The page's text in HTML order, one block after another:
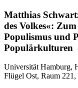
Matthias
des Volkes«:
Populismus und
Populärkulturen
Universität Hamburg,
Flügel Ost, Raum